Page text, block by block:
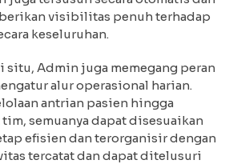
visibilitas penuh terhadap
keseluruhan.
Admin juga memegang peran
alur operasional harian.
antrian pasien hingga
semuanya dapat disesuaikan
efisien dan terorganisir dengan
tercatat dan dapat ditelusuri